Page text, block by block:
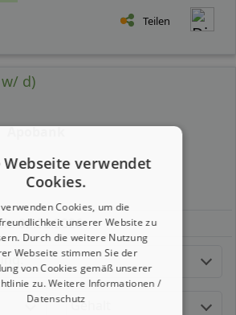
Teilen
d)
Apobank
02.08.2026
Gehalt
Webseite verwendet
Cookies.
Cookies, um die
unserer Website zu
Durch die weitere Nutzung
Webseite stimmen Sie der
von Cookies gemäß unserer
zu.Weitere Informationen /
Datenschutz